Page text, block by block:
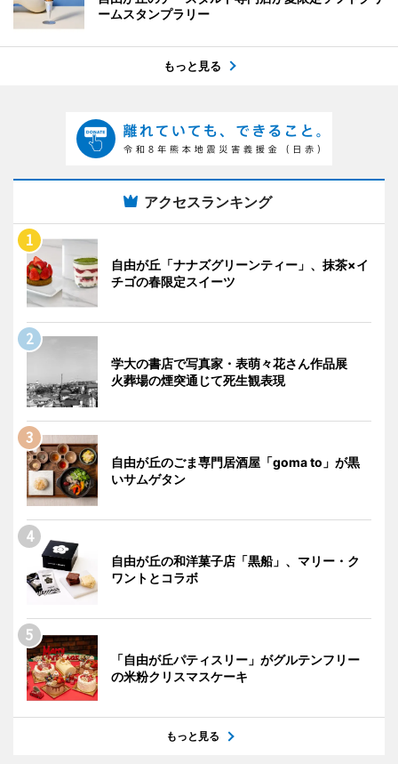
ームスタンプラリー
もっと見る
アクセスランキング
自由が丘「ナナズグリーンティー」、抹茶×イ
チゴの春限定スイーツ
学大の書店で写真家・表萌々花さん作品展
火葬場の煙突通じて死生観表現
自由が丘のごま専門居酒屋「goma to」が黒
いサムゲタン
自由が丘の和洋菓子店「黒船」、マリー・ク
ワントとコラボ
「自由が丘パティスリー」がグルテンフリー
の米粉クリスマスケーキ
もっと見る